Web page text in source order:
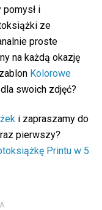
pomysł i
ze
proste
na każdą okazję
Kolorowe
swoich zdjęć?
i zapraszamy do
pierwszy?
Printu w 5